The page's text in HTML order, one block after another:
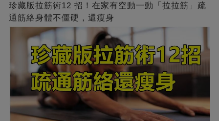
珍藏版拉筋術12 招！在家有空動一動「拉拉筋」疏
通筋絡身體不僵硬，還瘦身